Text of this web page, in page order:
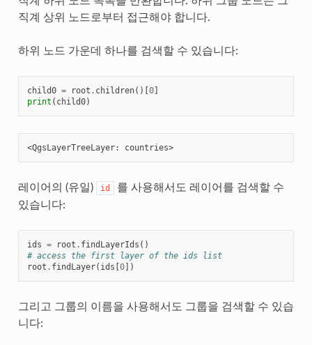
직계 상위 노드로부터 접근해야 합니다.
하위 노드 가운데 하나를 검색할 수 있습니다:
child0 = root . children()[0]
print ( child0)
<QgsLayerTreeLayer: countries>
레이어의 (유일) id
를 사용해서도 레이어를 검색할 수
있습니다:
ids = root . findLayerIds ()
# access the first layer of the ids list
root . findLayer( ids [0])
그리고 그룹의 이름을 사용해서도 그룹을 검색할 수 있습
니다: